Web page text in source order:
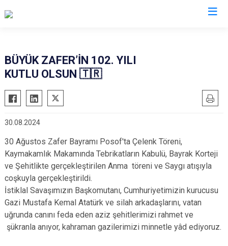
Çıldır
Damal
Hanak
Posof
BÜYÜK ZAFER’İN 102. YILI
KUTLU OLSUN 🇹🇷
30.08.2024
30 Ağustos Zafer Bayramı Posof'ta Çelenk Töreni,
Kaymakamlık Makamında Tebrikatların Kabulü, Bayrak Korteji
ve Şehitlikte gerçekleştirilen Anma töreni ve Saygı atışıyla
coşkuyla gerçekleştirildi.
İstiklal Savaşımızın Başkomutanı, Cumhuriyetimizin kurucusu
Gazi Mustafa Kemal Atatürk ve silah arkadaşlarını, vatan
uğrunda canını feda eden aziz şehitlerimizi rahmet ve
şükranla anıyor, kahraman gazilerimizi minnetle yâd ediyoruz.